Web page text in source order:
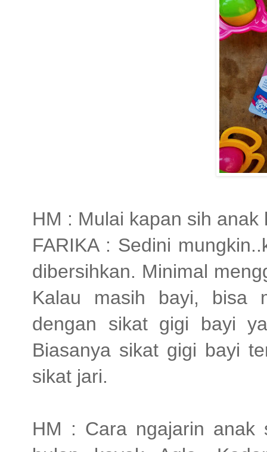
HM : Mulai kapan sih
FARIKA : Sedini
dibersihkan. Minimal
Kalau masih bayi, bisa
dengan sikat gigi bayi
Biasanya sikat gigi bayi
sikat jari.
HM : Cara ngajarin anak